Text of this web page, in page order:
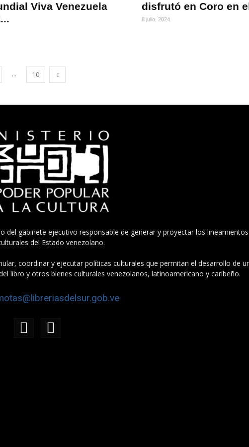
Viva Venezuela
disfrutó en Coro en
8 julio, 2024
... 10
del gabinete ejecutivo responsable de generar y proyectar los
del Estado venezolano.
coordinar y ejecutar políticas culturales que permitan el desarrollo de
libro y otros bienes culturales venezolanos, latinoamericano y caribeño.